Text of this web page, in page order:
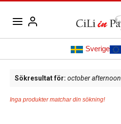
Sverige
Sökresultat för: october afternoon
Inga produkter matchar din sökning!